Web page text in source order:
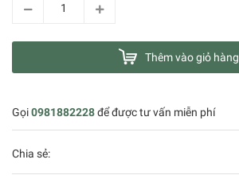
Thêm vào giỏ hàng
Gọi0981882228để được tư vấn miễn phí
Chia sẻ: